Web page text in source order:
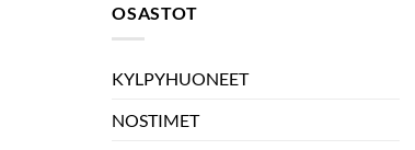
OSASTOT
KYLPYHUONEET
NOSTIMET